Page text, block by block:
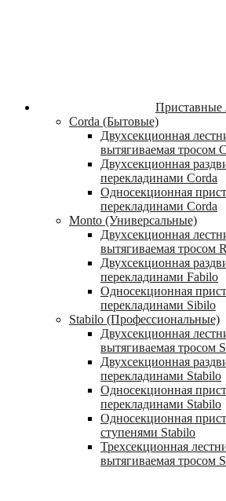
Приставные
Corda (Бытовые)
Двухсекционная
вытягиваемая тросом
Двухсекционная
перекладинами Corda
Односекционная
перекладинами Corda
Monto (Универсальные)
Двухсекционная
вытягиваемая тросом
Двухсекционная
перекладинами Fabilo
Односекционная
перекладинами Sibilo
Stabilo (Профессиональные)
Двухсекционная
вытягиваемая тросом
Двухсекционная
перекладинами Stabilo
Односекционная
перекладинами Stabilo
Односекционная
ступенями Stabilo
Трехсекционная
вытягиваемая тросом